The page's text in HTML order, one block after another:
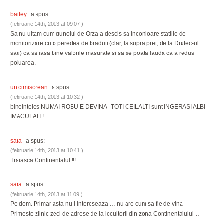
barley a spus:
(februarie 14th, 2013 at 09:07 )
Sa nu uitam cum gunoiul de Orza a descis sa inconjoare statiile de
monitorizare cu o peredea de braduti (clar, la supra pret, de la Drufec-ul
sau) ca sa iasa bine valorile masurate si sa se poata lauda ca a redus
poluarea.
un cimisorean a spus:
(februarie 14th, 2013 at 10:32 )
bineinteles NUMAI ROBU E DEVINA ! TOTI CEILALTI sunt INGERASI ALBI
IMACULATI !
sara a spus:
(februarie 14th, 2013 at 10:41 )
Traiasca Continentalul !!!
sara a spus:
(februarie 14th, 2013 at 11:09 )
Pe dom. Primar asta nu-l intereseaza … nu are cum sa fie de vina
Primeste zilnic zeci de adrese de la locuitorii din zona Continentalului …